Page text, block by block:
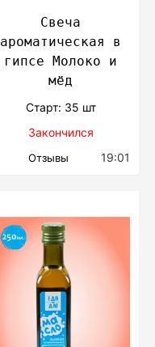
Свеча
ароматическая в
гипсе Молоко и
мёд
Cтарт: 35 шт
Закончился
Отзывы 19:01